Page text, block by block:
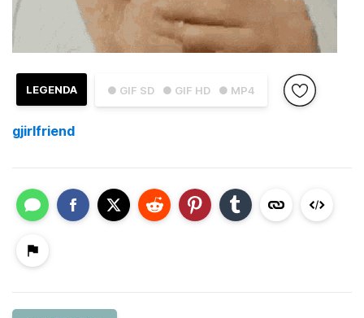
● GIF SD ● GIF HD ● MP4
LEGENDA
gjirlfriend